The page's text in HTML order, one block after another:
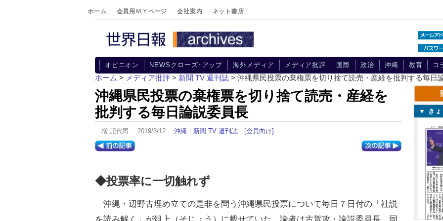
ホーム 会員用ＭＹページ 会社案内 ネット書店
オピニオン NEWSクローズ･アップ 海外メディア メディア批評 国際 政治 沖縄 教育 コ
ホーム > メディア批評 > 新聞 TV 週刊誌 > 沖縄県民投票の棄権票を切り捨て読売・産経を批判する毎日
沖縄県民投票の棄権票を切り捨て読売・産経を
批判する毎日論説委員長
増 記代司 2019/3/12 沖縄 ｜ 新聞 TV 週刊誌 [会員向け]
◆投票率に一切触れず
沖縄・辺野古埋め立ての是非を問う沖縄県民投票について毎日７日付の「社説
▼ きょ